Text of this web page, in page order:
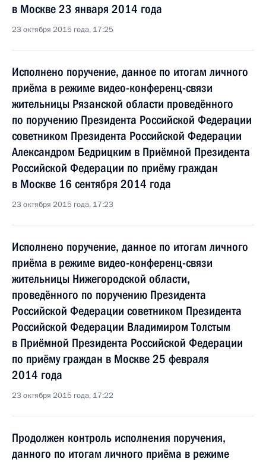
в Москве 23 января 2014 года
23 октября 2015 года, 17:25
Исполнено поручение, данное по итогам личного
приёма в режиме видео-конференц-связи
жительницы Рязанской области проведённого
по поручению Президента Российской Федерации
советником Президента Российской Федерации
Александром Бедрицким в Приёмной Президента
Российской Федерации по приёму граждан
в Москве 16 сентября 2014 года
23 октября 2015 года, 17:23
Исполнено поручение, данное по итогам личного
приёма в режиме видео-конференц-связи
жительницы Нижегородской области,
проведённого по поручению Президента
Российской Федерации советником Президента
Российской Федерации Владимиром Толстым
в Приёмной Президента Российской Федерации
по приёму граждан в Москве 25 февраля
2014 года
23 октября 2015 года, 17:22
Продолжен контроль исполнения поручения,
данного по итогам личного приёма в режиме